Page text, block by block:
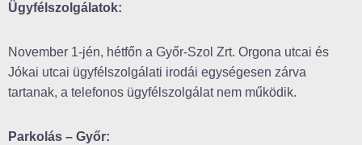
Ügyfélszolgálatok:
November 1-jén, hétfőn a Győr-Szol Zrt. Orgona utcai és
Jókai utcai ügyfélszolgálati irodái egységesen zárva
tartanak, a telefonos ügyfélszolgálat nem működik.
Parkolás – Győr: